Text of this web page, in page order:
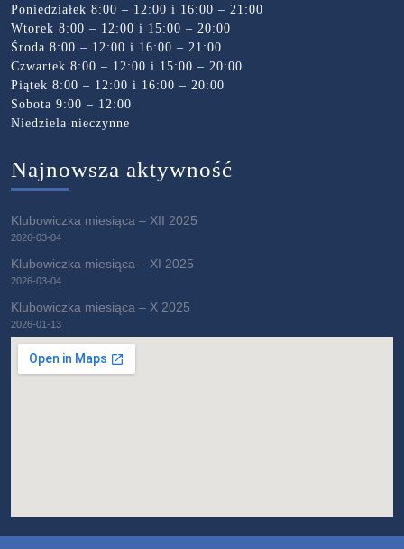
Poniedziałek 8:00 – 12:00 i 16:00 – 21:00
Wtorek 8:00 – 12:00 i 15:00 – 20:00
Środa 8:00 – 12:00 i 16:00 – 21:00
Czwartek 8:00 – 12:00 i 15:00 – 20:00
Piątek 8:00 – 12:00 i 16:00 – 20:00
Sobota 9:00 – 12:00
Niedziela nieczynne
Najnowsza aktywność
Klubowiczka miesiąca – XII 2025
2026-03-04
Klubowiczka miesiąca – XI 2025
2026-03-04
Klubowiczka miesiąca – X 2025
2026-01-13